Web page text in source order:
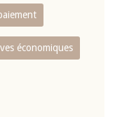
économiques